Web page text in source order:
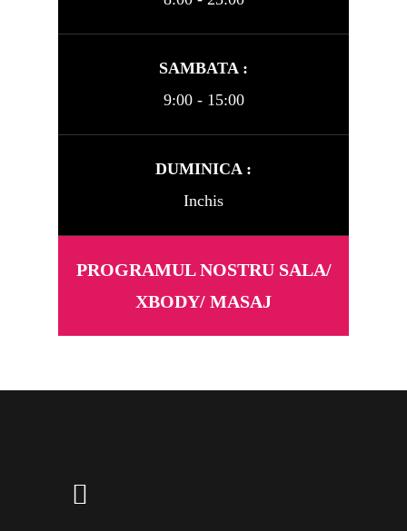
SAMBATA :
9:00 - 15:00
DUMINICA :
Inchis
PROGRAMUL NOSTRU SALA/
XBODY/ MASAJ